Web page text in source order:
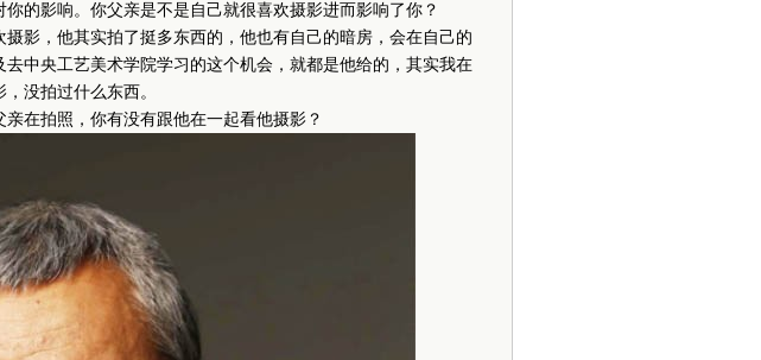
的影响。你父亲是不是自己就很喜欢摄影进而影响了你？
，他其实拍了挺多东西的，他也有自己的暗房，会在自己的
中央工艺美术学院学习的这个机会，就都是他给的，其实我在
没拍过什么东西。
拍照，你有没有跟他在一起看他摄影？